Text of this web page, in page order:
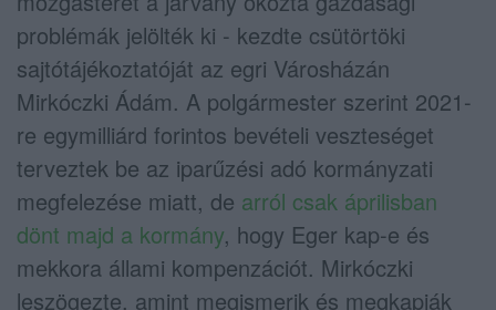
problémák jelölték ki - kezdte csütörtöki
sajtótájékoztatóját az egri Városházán
Mirkóczki Ádám. A polgármester szerint 2021-
re egymilliárd forintos bevételi veszteséget
terveztek be az iparűzési adó kormányzati
megfelezése miatt, de arról csak áprilisban
dönt majd a kormány, hogy Eger kap-e és
mekkora állami kompenzációt. Mirkóczki
leszögezte, amint megismerik és megkapják